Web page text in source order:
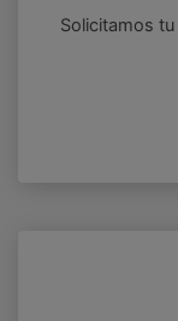
Solicitamos